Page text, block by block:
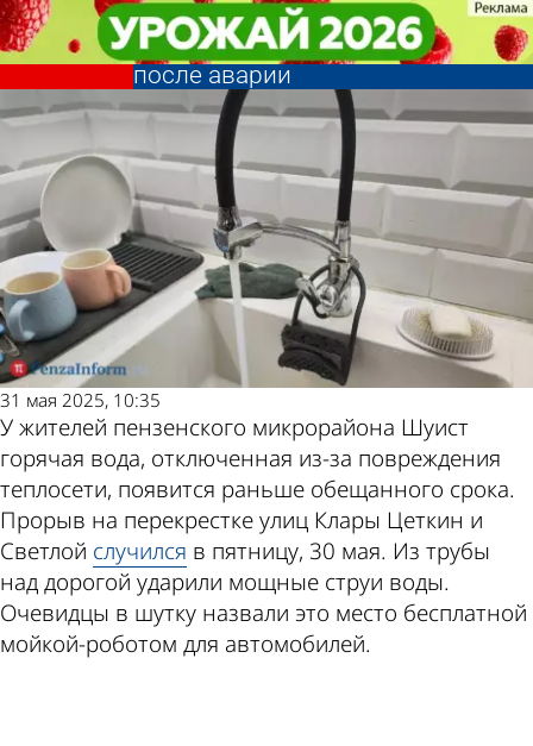
На Шуисте раньше срока
завершили ремонт теплосетей
после аварии
Общество
31 мая 2025, 10:35
У жителей пензенского микрорайона Шуист
горячая вода, отключенная из-за повреждения
теплосети, появится раньше обещанного срока.
Прорыв на перекрестке улиц Клары Цеткин и
Светлой случился в пятницу, 30 мая. Из трубы
над дорогой ударили мощные струи воды.
Очевидцы в шутку назвали это место бесплатной
мойкой-роботом для автомобилей.
На Шуисте раньше срока
завершили ремонт теплосетей
после аварии
Общество
Другие новости по
теме
Погода и курсы
валют в Пензе